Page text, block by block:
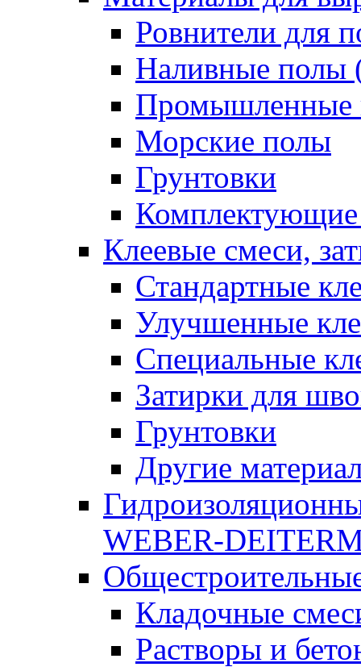
Ровнители для
Наливные полы
Промышленные
Морские полы
Грунтовки
Клеевые смеси,
Стандартные
Улучшенные
Специальные
Затирки для
Грунтовки
Другие
WEBER-
Кладочные
Растворы и